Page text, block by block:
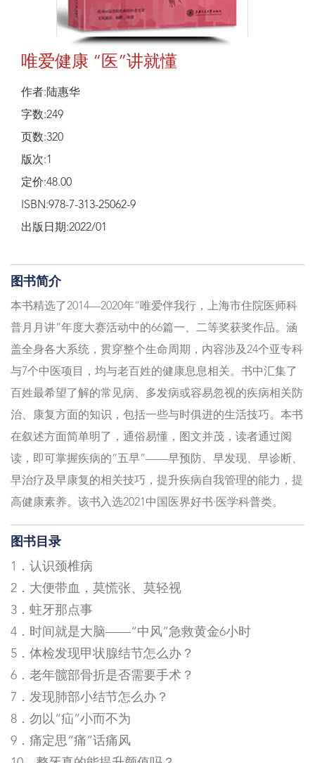
唯爱健康 “医”讲就懂
作者:陆惠华
字数:249
页数:320
版次:1
定价:48.00
ISBN:978-7-313-25062-9
出版日期:2022/01
图书简介
本书精选了2014—2020年“唯爱伴我行，上海市住院医师科
普月月讲”年度大赛活动中的66篇一、二等奖获奖作品。涵
盖全身各大系统，贯穿整个生命周期，内容涉及24个亚专科
与7个中医项目，均与老百姓的健康息息相关。书中汇集了
百姓最希望了解的常见病、多发病或容易忽视的疾病相关防
治、康复方面的知识，包括一些与时俱进的生活技巧。本书
在叙述方面简单明了，通俗易懂，图文并茂，读者通过阅
读，即可掌握疾病的“五早”——早预防、早发现、早诊断、
早治疗及早康复的相关技巧，提升疾病自我管理的能力，提
高健康素养。该书入选2021中国医界好书·医学科普类。
图书目录
1．认识颈椎病
2．大便带血，莫慌张、莫轻视
3．蛀牙那点事
4．时间就是大脑——“中风”急救黄金6小时
5．体检发现甲状腺结节怎么办？
6．老年髋部骨折是否需要手术？
7．发现肺部小结节怎么办？
8．勿以“疝”小而不为
9．痛定思“痛”话痛风